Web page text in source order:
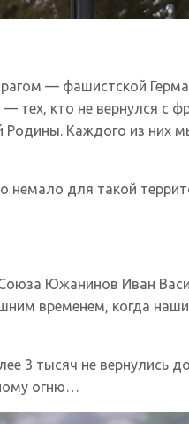
— фашистской
тех, кто не вернулся с
Родины. Каждого из них
немало для такой
Южанинов Иван
временем, когда
3 тысяч не вернулись
огню…